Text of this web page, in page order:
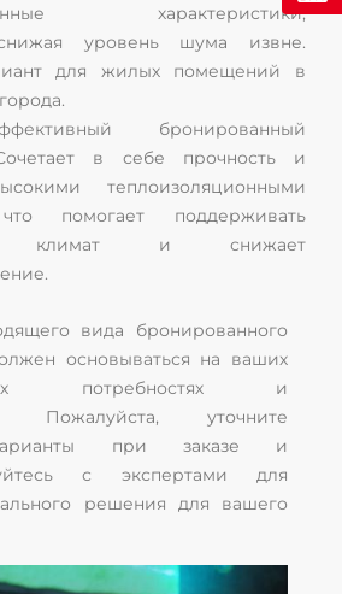
характеристики,
уровень шума извне.
для жилых помещений в
бронированный
в себе прочность и
теплоизоляционными
помогает поддерживать
климат и снижает
вида бронированного
основываться на ваших
потребностях и
Пожалуйста, уточните
при заказе и
с экспертами для
решения для вашего